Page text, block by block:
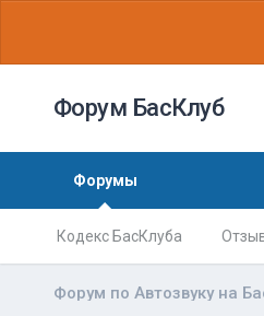
Форум БасКлуб
Форумы
Кодекс БасКлуба
Форум по Автозвуку на